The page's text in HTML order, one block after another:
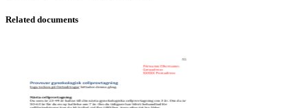
Related documents